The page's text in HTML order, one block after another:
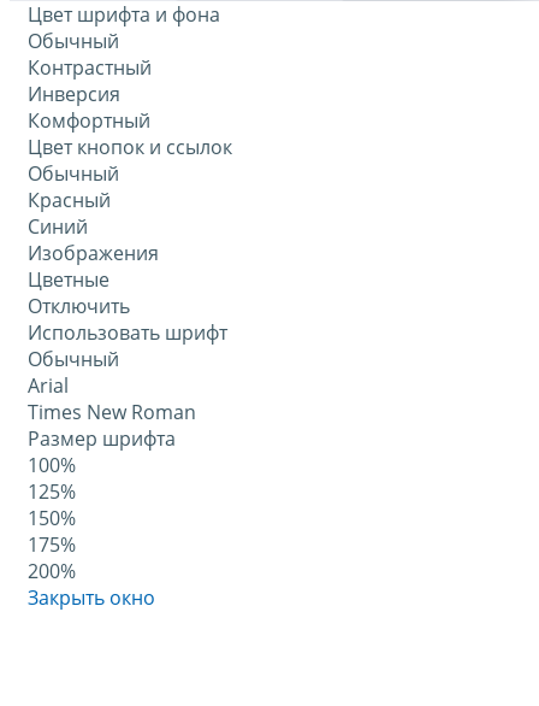
Цвет шрифта и фона
Обычный
Контрастный
Инверсия
Комфортный
Цвет кнопок и ссылок
Обычный
Красный
Синий
Изображения
Цветные
Отключить
Использовать шрифт
Обычный
Arial
Times New Roman
Размер шрифта
100%
125%
150%
175%
200%
Закрыть окно